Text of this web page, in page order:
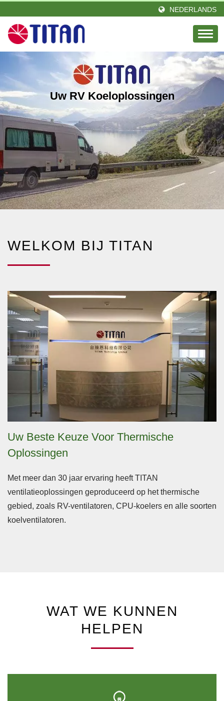
NEDERLANDS
Uw RV Koeloplossingen
WELKOM BIJ TITAN
Uw Beste Keuze Voor Thermische
Oplossingen
Met meer dan 30 jaar ervaring heeft TITAN
ventilatieoplossingen geproduceerd op het thermische
gebied, zoals RV-ventilatoren, CPU-koelers en alle soorten
koelventilatoren.
WAT WE KUNNEN
HELPEN